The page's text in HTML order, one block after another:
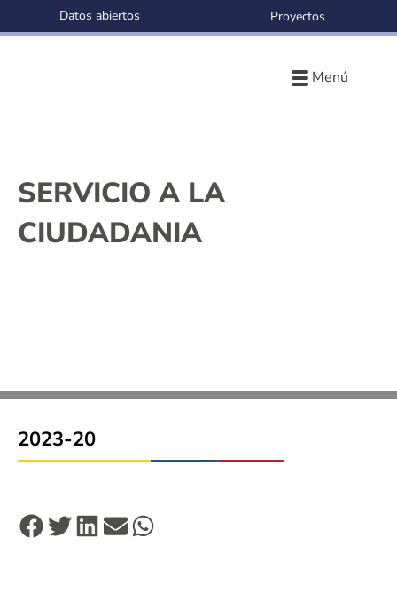
Menú
Datos abiertos Proyectos
SERVICIO A LA
CIUDADANIA
2023-20